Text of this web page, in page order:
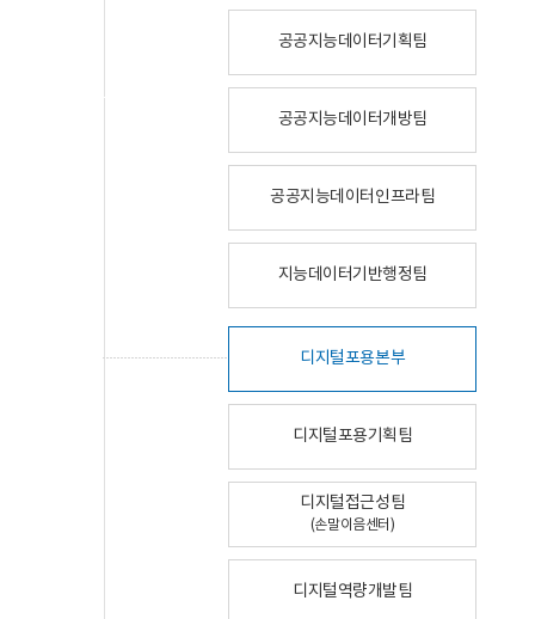
공공지능데이터기획팀
공공지능데이터개방팀
공공지능데이터인프라팀
지능데이터기반행정팀
디지털포용본부
디지털포용기획팀
디지털접근성팀
(손말이음센터)
디지털역량개발팀